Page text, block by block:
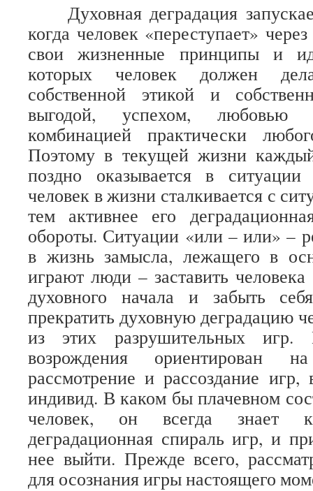
Духовная деградация
когда человек «переступает»
свои жизненные принципы и
которых человек должен
собственной этикой и
выгодой, успехом, любовью
комбинацией практически
Поэтому в текущей жизни
поздно оказывается в
человек в жизни сталкивается с
тем активнее его
обороты. Ситуации «или – или» –
в жизнь замысла, лежащего в
играют люди – заставить человека
духовного начала и забыть
прекратить духовную деградацию
из этих разрушительных игр.
возрождения ориентирован на
рассмотрение и рассоздание игр,
индивид. В каком бы плачевном
человек, он всегда знает
деградационная спираль игр, и
нее выйти. Прежде всего,
для осознания игры настоящего